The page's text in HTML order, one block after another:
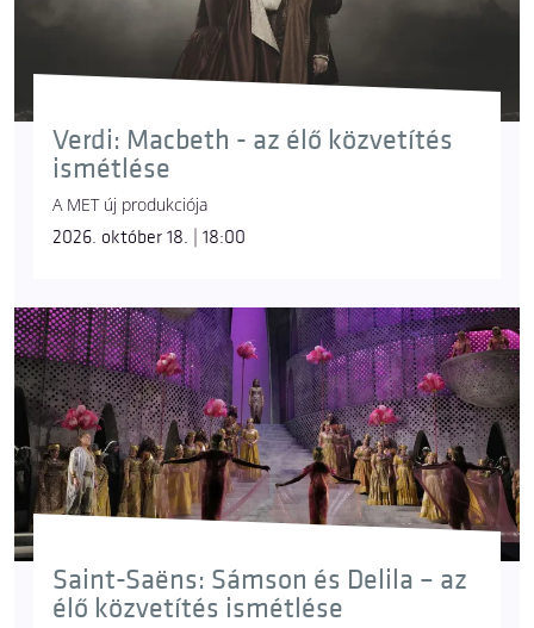
Verdi: Macbeth - az élő közvetítés
ismétlése
A MET új produkciója
2026. október 18. | 18:00
Saint-Saëns: Sámson és Delila – az
élő közvetítés ismétlése